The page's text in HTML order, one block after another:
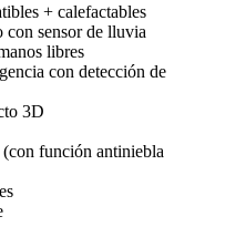
+ calefactables
con sensor de lluvia
libres
con detección de
3D
función antiniebla